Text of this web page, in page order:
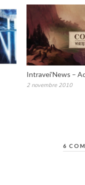
Intravei’News –
2 novembre 2010
6